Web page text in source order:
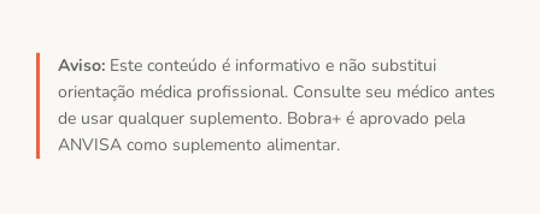
Aviso: Este conteúdo é informativo e não substitui
orientação médica profissional. Consulte seu médico antes
de usar qualquer suplemento. Bobra+ é aprovado pela
ANVISA como suplemento alimentar.